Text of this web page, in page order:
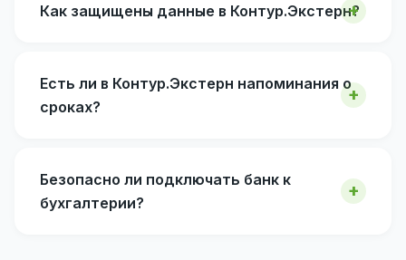
Как защищены данные в Контур.Экстерн?
Есть ли в Контур.Экстерн напоминания о
сроках?
Безопасно ли подключать банк к
бухгалтерии?